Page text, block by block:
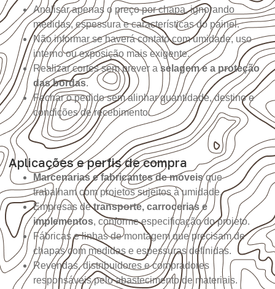
Analisar apenas o preço por chapa, ignorando
medidas, espessura e características do painel.
Não informar se haverá contato com umidade, uso
interno ou exposição mais exigente.
Realizar cortes sem prever a selagem e a proteção
das bordas.
Fechar o pedido sem alinhar quantidade, destino e
condições de recebimento.
Aplicações e perfis de compra
Marcenarias e fabricantes de móveisque
trabalham com projetos sujeitos à umidade.
Empresas detransporte, carrocerias e
implementos, conforme especificação do projeto.
Fábricas e linhas de montagem que precisam de
chapas com medidas e espessuras definidas.
Revendas, distribuidores e compradores
responsáveis pelo abastecimento de materiais.